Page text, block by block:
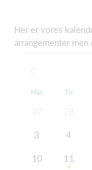
Her er vores
arrangementer
Man Tir
3 4
10 11